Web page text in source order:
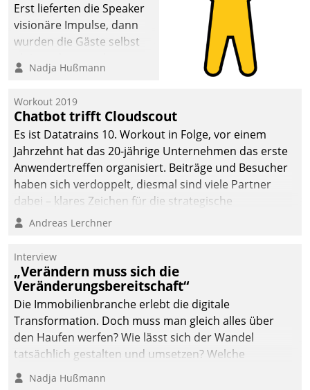
Erst lieferten die Speaker
visionäre Impulse, dann
wurden die Gäste selbst
methodisch
Quartier. Dazwischen
zeigte Datatrain, was es
Neues zu bieten hat.
Nadja Hußmann
Workout 2019
Chatbot trifft Cloudscout
Es ist Datatrains 10. Workout in Folge, vor einem
Jahrzehnt hat das 20-jährige Unternehmen das erste
Anwendertreffen organisiert. Beiträge und Besucher
haben sich verdoppelt, diesmal sind viele Partner
dabei – klares Zeichen für die strategische
Fokussierung auf den Kunden.
Andreas Lerchner
Interview
„Verändern muss sich die
Veränderungsbereitschaft“
Die Immobilienbranche erlebt die digitale
Transformation. Doch muss man gleich alles über
den Haufen werfen? Wie lässt sich der Wandel
tatsächlich gestalten und umsetzen? Welche
Argumente zählen wirklich?
Nadja Hußmann